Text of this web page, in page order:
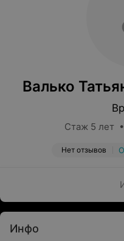
Валько
Стаж 5 лет
Нет отзывов
Инфо